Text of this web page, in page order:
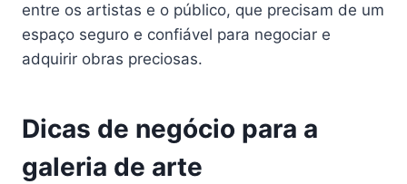
entre os artistas e o público, que precisam de um
espaço seguro e confiável para negociar e
adquirir obras preciosas.
Dicas de negócio para a
galeria de arte